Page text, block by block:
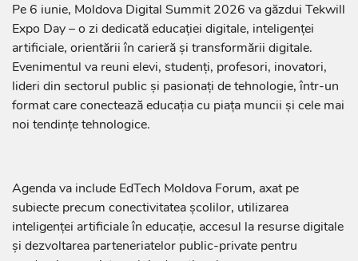
Pe 6 iunie, Moldova Digital Summit 2026 va găzdui Tekwill
Expo Day – o zi dedicată educației digitale, inteligenței
artificiale, orientării în carieră și transformării digitale.
Evenimentul va reuni elevi, studenți, profesori, inovatori,
lideri din sectorul public și pasionați de tehnologie, într-un
format care conectează educația cu piața muncii și cele mai
noi tendințe tehnologice.
Agenda va include EdTech Moldova Forum, axat pe
subiecte precum conectivitatea școlilor, utilizarea
inteligenței artificiale în educație, accesul la resurse digitale
și dezvoltarea parteneriatelor public-private pentru